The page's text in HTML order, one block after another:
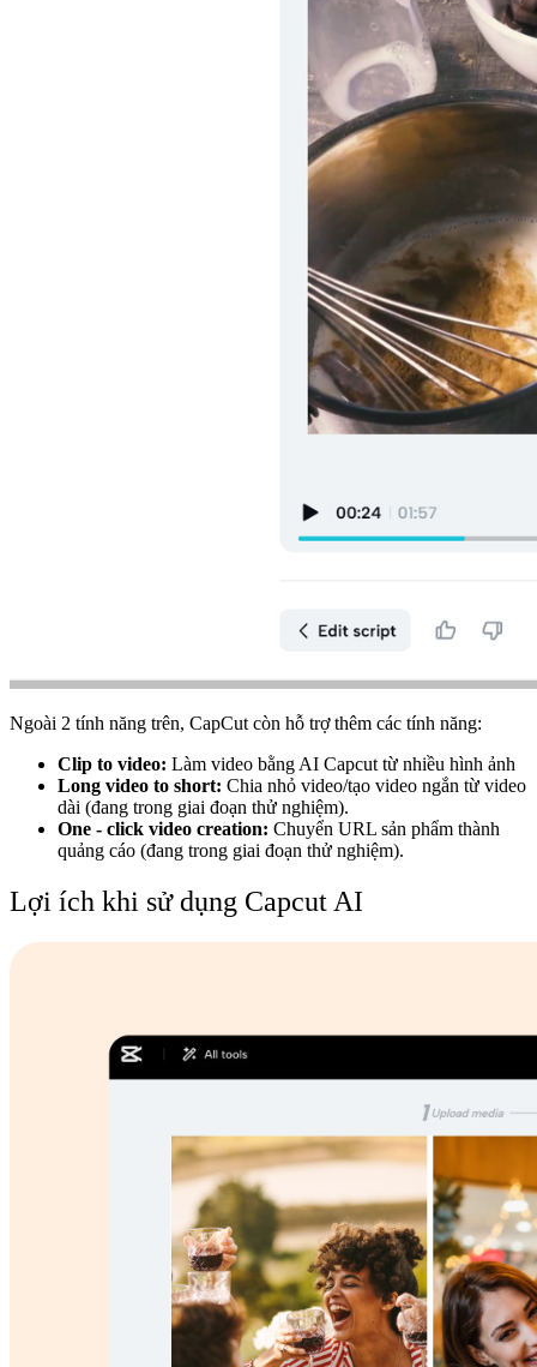
Ngoài 2 tính năng trên, CapCut còn hỗ trợ thêm các tính năng:
Clip to video: Làm video bằng AI Capcut từ nhiều hình ảnh
Long video to short: Chia nhỏ video/tạo video ngắn từ video
dài (đang trong giai đoạn thử nghiệm).
One - click video creation: Chuyển URL sản phẩm thành
quảng cáo (đang trong giai đoạn thử nghiệm).
Lợi ích khi sử dụng Capcut AI